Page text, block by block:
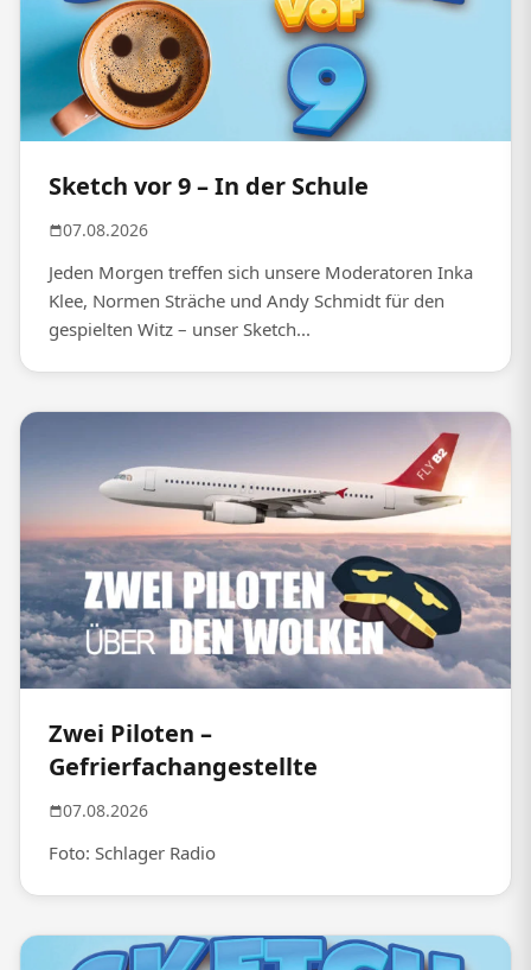
Sketch vor 9 – In der Schule
07.08.2026
Jeden Morgen treffen sich unsere Moderatoren Inka
Klee, Normen Sträche und Andy Schmidt für den
gespielten Witz – unser Sketch...
Zwei Piloten –
Gefrierfachangestellte
07.08.2026
Foto: Schlager Radio